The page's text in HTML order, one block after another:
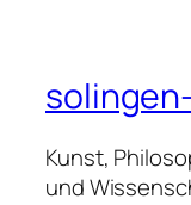
Kunst,
und